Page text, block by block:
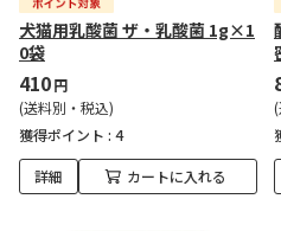
犬猫用乳酸菌 ザ・乳酸菌 1g×1
0袋
410円
(送料別・税込)
獲得ポイント : 4
詳細 カートに入れる